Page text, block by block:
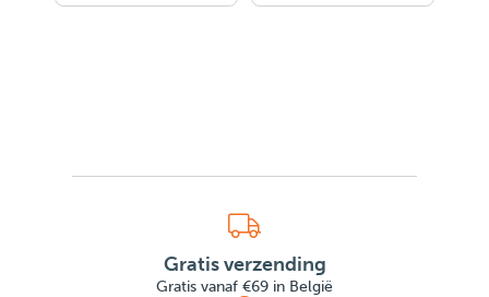
Gratis verzending
Gratis vanaf €69 in België